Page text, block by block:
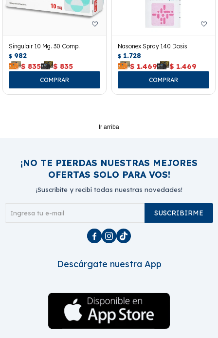
Singulair 10 Mg. 30 Comp.
$ 982
$ 835 $ 835
Nasonex Spray 140 Dosis
$ 1.728
$ 1.469 $ 1.469
Ir arriba
¡NO TE PIERDAS NUESTRAS MEJORES
OFERTAS SOLO PARA VOS!
¡Suscribite y recibí todas nuestras novedades!
SUSCRIBIRME
  
Descárgate nuestra App